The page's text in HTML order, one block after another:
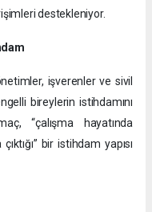
destekleniyor.
işverenler ve sivil
bireylerin istihdamını
“çalışma hayatında
bir istihdam yapısı